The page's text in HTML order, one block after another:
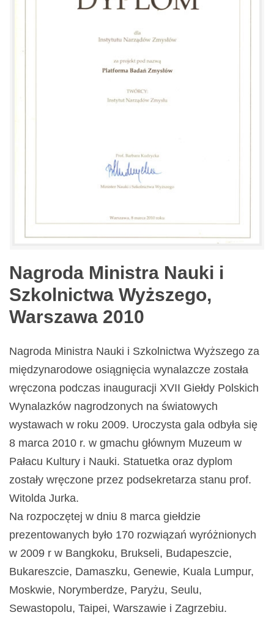
Nagroda Ministra Nauki i
Szkolnictwa Wyższego,
Warszawa 2010
Nagroda Ministra Nauki i Szkolnictwa Wyższego za
międzynarodowe osiągnięcia wynalazcze została
wręczona podczas inauguracji XVII Giełdy Polskich
Wynalazków nagrodzonych na światowych
wystawach w roku 2009. Uroczysta gala odbyła się
8 marca 2010 r. w gmachu głównym Muzeum w
Pałacu Kultury i Nauki. Statuetka oraz dyplom
zostały wręczone przez podsekretarza stanu prof.
Witolda Jurka.
Na rozpoczętej w dniu 8 marca giełdzie
prezentowanych było 170 rozwiązań wyróżnionych
w 2009 r w Bangkoku, Brukseli, Budapeszcie,
Bukareszcie, Damaszku, Genewie, Kuala Lumpur,
Moskwie, Norymberdze, Paryżu, Seulu,
Sewastopolu, Taipei, Warszawie i Zagrzebiu.